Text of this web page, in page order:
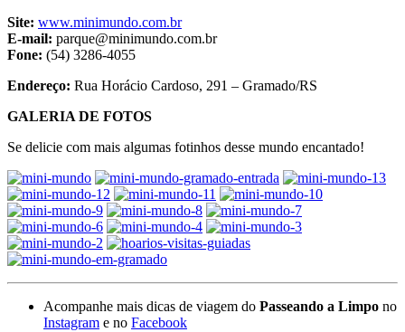
Site: www.minimundo.com.br
E-mail: parque@minimundo.com.br
Fone: (54) 3286-4055
Endereço: Rua Horácio Cardoso, 291 – Gramado/RS
GALERIA DE FOTOS
Se delicie com mais algumas fotinhos desse mundo encantado!
Acompanhe mais dicas de viagem do Passeando a Limpo no
Instagram e no Facebook